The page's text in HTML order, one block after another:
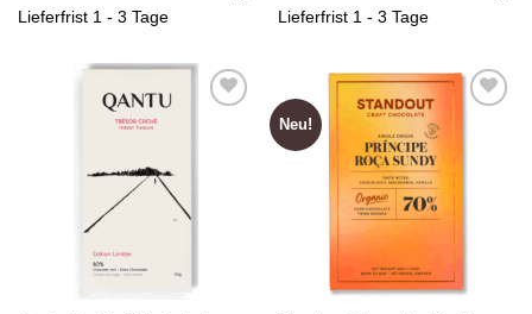
Lieferfrist 1 - 3 Tage
Lieferfrist 1 - 3 Tage
Neu!
Wunschliste
hinzufügen